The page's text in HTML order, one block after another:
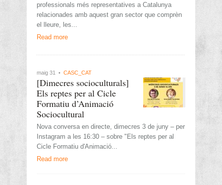
professionals més representatives a Catalunya
relacionades amb aquest gran sector que comprèn
el lleure, les...
Read more
maig 31 • CASC_CAT
[Dimecres socioculturals]
Els reptes per al Cicle
Formatiu d’Animació
Sociocultural
Nova conversa en directe, dimecres 3 de juny – per
Instagram a les 16:30 – sobre "Els reptes per al
Cicle Formatiu d'Animació...
Read more